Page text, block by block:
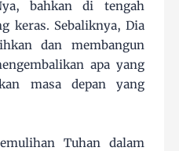
bahkan di tengah
keras. Sebaliknya, Dia
dan membangun
apa yang
masa depan yang
Tuhan dalam